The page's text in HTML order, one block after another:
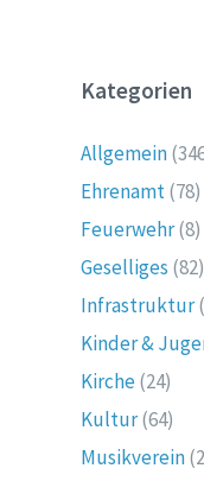
Kategorien
Allgemein
Ehrenamt(78)
Feuerwehr(8)
Geselliges (82)
Infrastruktur
Kinder &
Kirche(24)
Kultur(64)
Musikverein